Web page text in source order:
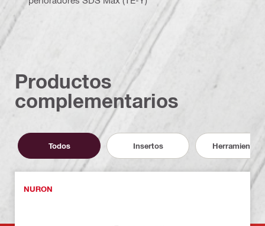
Productos
complementarios
Todos Insertos Herramientas
NURON